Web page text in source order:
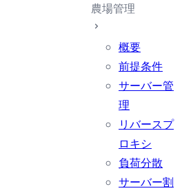
農場管理
概要
前提条件
サーバー管
理
リバースプ
ロキシ
負荷分散
サーバー割